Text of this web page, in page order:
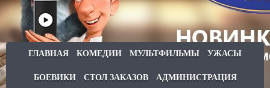
ГЛАВНАЯ КОМЕДИИ МУЛЬТФИЛЬМЫ УЖАСЫ
БОЕВИКИ СТОЛ ЗАКАЗОВ АДМИНИСТРАЦИЯ